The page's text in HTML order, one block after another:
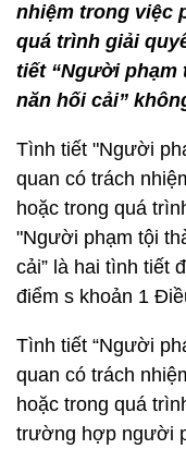
nhiệm trong việc
quá trình giải
tiết “Người phạm
năn hối cải”
Tình tiết "Người
quan có trách
hoặc trong quá
"Người phạm tội
cải” là hai tình tiết
điểm s khoản 1
Tình tiết “Người
quan có trách
hoặc trong quá
trường hợp người